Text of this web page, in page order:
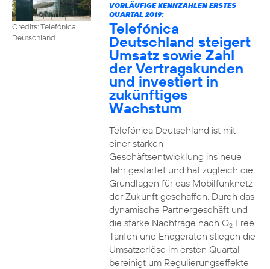
Credits: Telefónica
Deutschland
VORLÄUFIGE KENNZAHLEN ERSTES
QUARTAL 2019:
Telefónica
Deutschland steigert
Umsatz sowie Zahl
der Vertragskunden
und investiert in
zukünftiges
Wachstum
Telefónica Deutschland ist mit
einer starken
Geschäftsentwicklung ins neue
Jahr gestartet und hat zugleich die
Grundlagen für das Mobilfunknetz
der Zukunft geschaffen. Durch das
dynamische Partnergeschäft und
die starke Nachfrage nach O2Free
Tarifen und Endgeräten stiegen die
Umsatzerlöse im ersten Quartal
bereinigt um Regulierungseffekte